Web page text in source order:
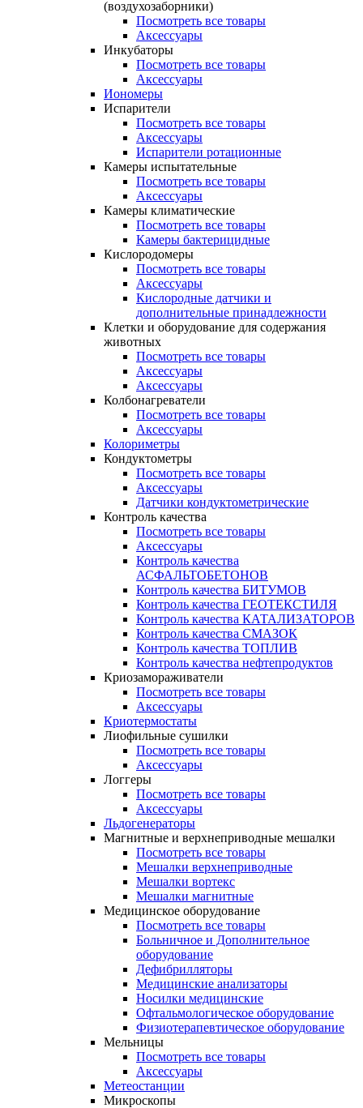
(воздухозаборники)
Посмотреть все товары
Аксессуары
Инкубаторы
Посмотреть все товары
Аксессуары
Иономеры
Испарители
Посмотреть все товары
Аксессуары
Испарители ротационные
Камеры испытательные
Посмотреть все товары
Аксессуары
Камеры климатические
Посмотреть все товары
Камеры бактерицидные
Кислородомеры
Посмотреть все товары
Аксессуары
Кислородные датчики и
дополнительные принадлежности
Клетки и оборудование для содержания
животных
Посмотреть все товары
Аксессуары
Аксессуары
Колбонагреватели
Посмотреть все товары
Аксессуары
Колориметры
Кондуктометры
Посмотреть все товары
Аксессуары
Датчики кондуктометрические
Контроль качества
Посмотреть все товары
Аксессуары
Контроль качества
АСФАЛЬТОБЕТОНОВ
Контроль качества БИТУМОВ
Контроль качества ГЕОТЕКСТИЛЯ
Контроль качества КАТАЛИЗАТОРОВ
Контроль качества СМАЗОК
Контроль качества ТОПЛИВ
Контроль качества нефтепродуктов
Криозамораживатели
Посмотреть все товары
Аксессуары
Криотермостаты
Лиофильные сушилки
Посмотреть все товары
Аксессуары
Логгеры
Посмотреть все товары
Аксессуары
Льдогенераторы
Магнитные и верхнеприводные мешалки
Посмотреть все товары
Мешалки верхнеприводные
Мешалки вортекс
Мешалки магнитные
Медицинское оборудование
Посмотреть все товары
Больничное и Дополнительное
оборудование
Дефибрилляторы
Медицинские анализаторы
Носилки медицинские
Офтальмологическое оборудование
Физиотерапевтическое оборудование
Мельницы
Посмотреть все товары
Аксессуары
Метеостанции
Микроскопы